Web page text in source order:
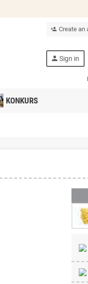
person_add Create an
person Sign in
KONKURS